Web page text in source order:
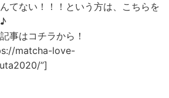
てない！！！という方は、こちらを
事はコチラから！
matcha-love-
”]